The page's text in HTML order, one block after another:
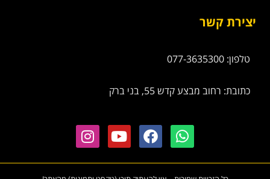
יצירת קשר
טלפון: 077-3635300
כתובת: רחוב מבצע קדש 55, בני ברק